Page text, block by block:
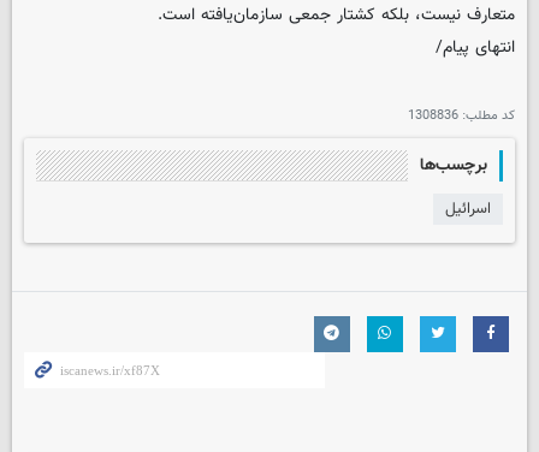
متعارف نیست، بلکه کشتار جمعی سازمان‌یافته است.
انتهای پیام/
کد مطلب: 1308836
برچسب‌ها
اسرائیل